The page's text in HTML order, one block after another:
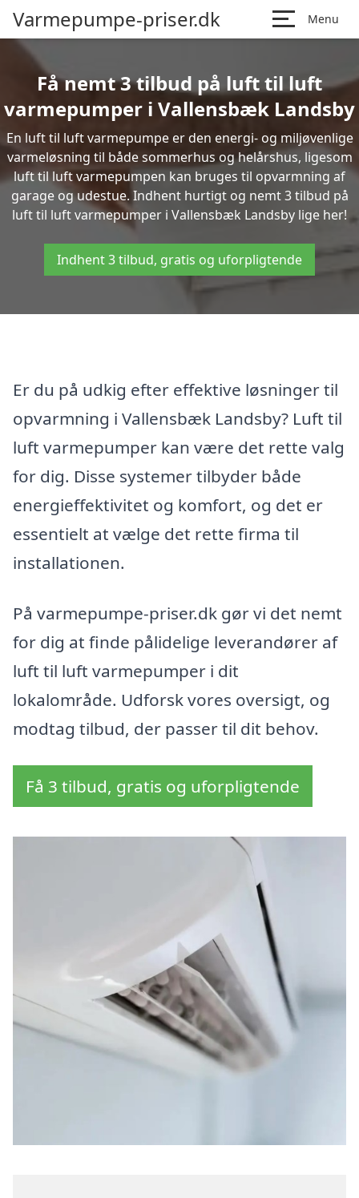
Varmepumpe-priser.dk Menu
Få nemt 3 tilbud på luft til luft
varmepumper i Vallensbæk Landsby
En luft til luft varmepumpe er den energi- og miljøvenlige
varmeløsning til både sommerhus og helårshus, ligesom
luft til luft varmepumpen kan bruges til opvarmning af
garage og udestue. Indhent hurtigt og nemt 3 tilbud på
luft til luft varmepumper i Vallensbæk Landsby lige her!
Indhent 3 tilbud, gratis og uforpligtende
Er du på udkig efter effektive løsninger til
opvarmning i Vallensbæk Landsby? Luft til
luft varmepumper kan være det rette valg
for dig. Disse systemer tilbyder både
energieffektivitet og komfort, og det er
essentielt at vælge det rette firma til
installationen.
På varmepumpe-priser.dk gør vi det nemt
for dig at finde pålidelige leverandører af
luft til luft varmepumper i dit
lokalområde. Udforsk vores oversigt, og
modtag tilbud, der passer til dit behov.
Få 3 tilbud, gratis og uforpligtende